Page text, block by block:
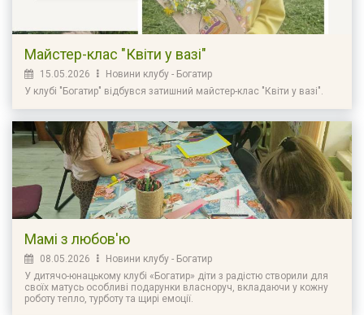
Майстер-клас "Квіти у вазі"
15.05.2026
Новини клубу - Богатир
У клубі "Богатир" відбувся затишний майстер-клас "Квіти у вазі".
Мамі з любов'ю
08.05.2026
Новини клубу - Богатир
У дитячо-юнацькому клубі «Богатир» діти з радістю створили для
своїх матусь особливі подарунки власноруч, вкладаючи у кожну
роботу тепло, турботу та щирі емоції.